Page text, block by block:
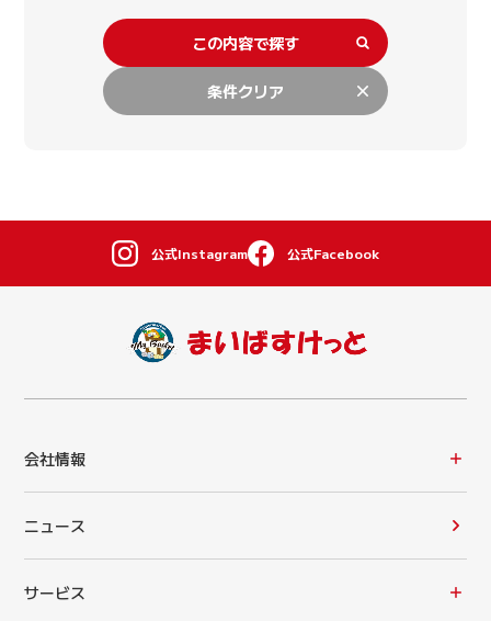
この内容で探す
条件クリア
公式Instagram 公式Facebook
会社情報
ニュース
サービス